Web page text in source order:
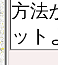
方法
ット